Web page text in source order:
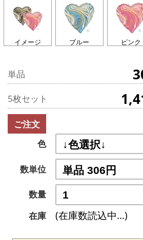
イメージ ブルー ピンク
単品
5枚セット
ご注文
色
数単位
数量
在庫
(在庫数読込中...)